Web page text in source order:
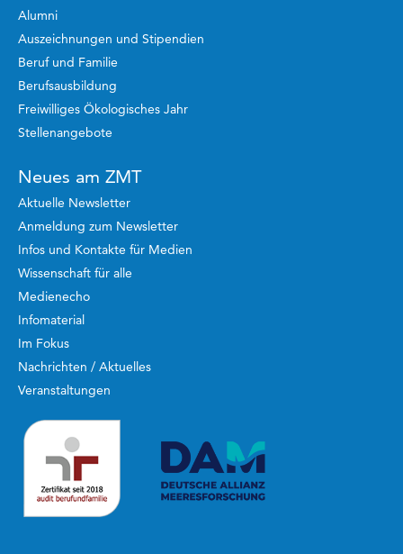
Alumni
Auszeichnungen und Stipendien
Beruf und Familie
Berufsausbildung
Freiwilliges Ökologisches Jahr
Stellenangebote
Neues am ZMT
Aktuelle Newsletter
Anmeldung zum Newsletter
Infos und Kontakte für Medien
Wissenschaft für alle
Medienecho
Infomaterial
Im Fokus
Nachrichten / Aktuelles
Veranstaltungen